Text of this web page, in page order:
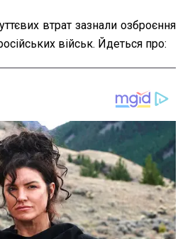
втрат зазнали озброєння
військ. Йдеться про: